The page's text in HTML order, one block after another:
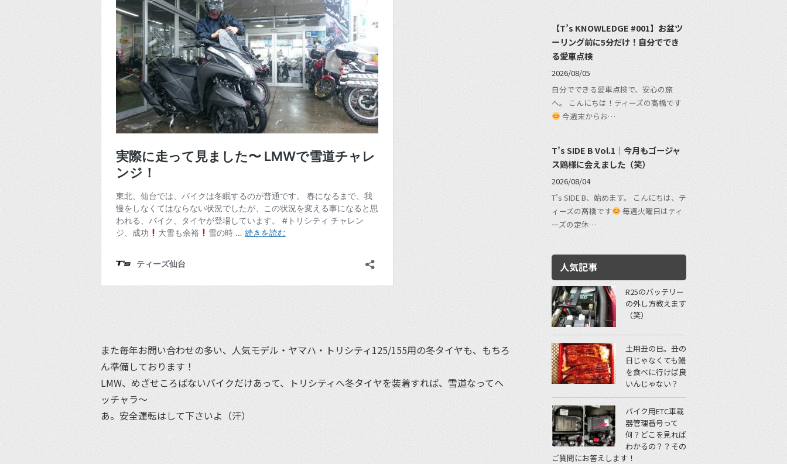
また毎年お問い合わせの多い、人気モデル・ヤマハ・トリシティ125/155用の冬タイヤも、もちろ
ん準備しております！
LMW、めざせころばないバイクだけあって、トリシティへ冬タイヤを装着すれば、雪道なってヘ
ッチャラ〜
あ。安全運転はして下さいよ（汗）
【T’s KNOWLEDGE #001】お盆ツ
ーリング前に5分だけ！自分ででき
る愛車点検
2026/08/05
自分でできる愛車点検で、安心の旅
へ。 こんにちは！ティーズの高橋です
今週末からお…
T’s SIDE B Vol.1｜今月もゴージャ
ス鶏様に会えました（笑）
2026/08/04
T’s SIDE B、始めます。 こんにちは、テ
ィーズの髙橋です
毎週火曜日はティ
ーズの定休…
人気記事
R25のバッテリー
の外し方教えます
（笑）
土用丑の日。丑の
日じゃなくても鰻
を食べに行けば良
いんじゃない？
バイク用ETC車載
器管理番号って
何？どこを見れば
わかるの？？その
ご質問にお答えします！